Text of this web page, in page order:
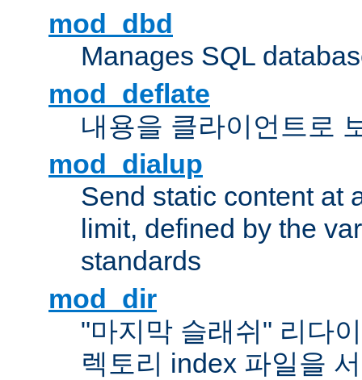
mod_dbd
Manages SQL
mod_deflate
내용을 클라이언트로
mod_dialup
Send static content at
limit, defined by the
standards
mod_dir
"마지막 슬래쉬" 리다
렉토리 index 파일을